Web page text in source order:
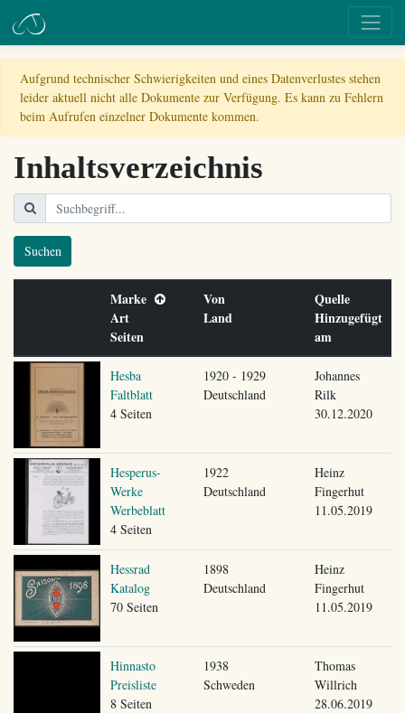
Aufgrund technischer Schwierigkeiten und eines Datenverlustes stehen
leider aktuell nicht alle Dokumente zur Verfügung. Es kann zu Fehlern
beim Aufrufen einzelner Dokumente kommen.
Inhaltsverzeichnis
Suchen
Marke
Art
Seiten
Von
Land
Quelle
Hinzugefügt
am
Hesba
Faltblatt
4 Seiten
1920 - 1929
Deutschland
Johannes
Rilk
30.12.2020
Hesperus-
Werke
Werbeblatt
4 Seiten
1922
Deutschland
Heinz
Fingerhut
11.05.2019
Hessrad
Katalog
70 Seiten
1898
Deutschland
Heinz
Fingerhut
11.05.2019
Hinnasto
Preisliste
8 Seiten
1938
Schweden
Thomas
Willrich
28.06.2019